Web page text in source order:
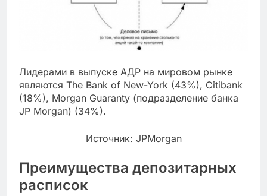
Лидерами в выпуске АДР на мировом рынке
являются The Bank of New-York (43%), Citibank
(18%), Morgan Guaranty (подразделение банка
JP Morgan) (34%).
Источник: JPMorgan
Преимущества депозитарных
расписок